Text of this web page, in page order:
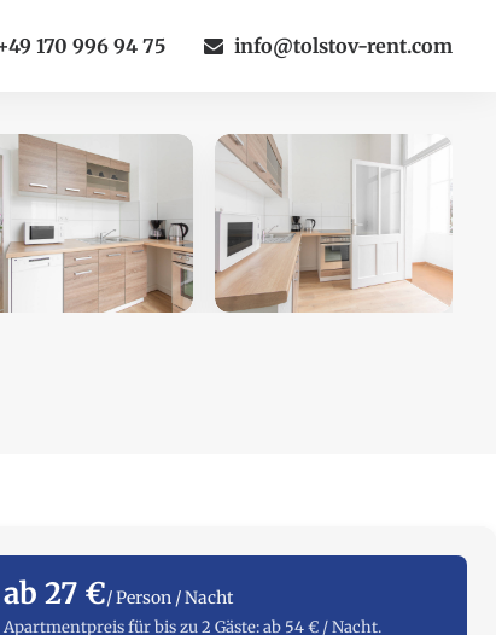
170 996 94 75 info@tolstov-rent.com
ab 27 €/ Person / Nacht
Apartmentpreis für bis zu 2 Gäste: ab 54 € / Nacht.